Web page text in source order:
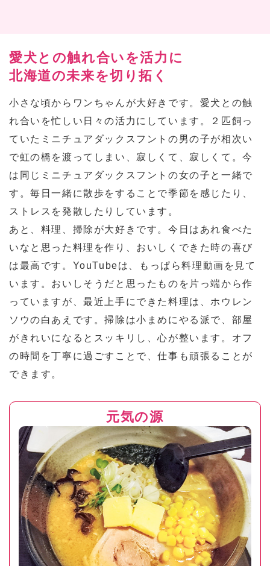
愛犬との触れ合いを活力に
北海道の未来を切り拓く
小さな頃からワンちゃんが大好きです。愛犬との触
れ合いを忙しい日々の活力にしています。２匹飼っ
ていたミニチュアダックスフントの男の子が相次い
で虹の橋を渡ってしまい、寂しくて、寂しくて。今
は同じミニチュアダックスフントの女の子と一緒で
す。毎日一緒に散歩をすることで季節を感じたり、
ストレスを発散したりしています。
あと、料理、掃除が大好きです。今日はあれ食べた
いなと思った料理を作り、おいしくできた時の喜び
は最高です。YouTubeは、もっぱら料理動画を見て
います。おいしそうだと思ったものを片っ端から作
っていますが、最近上手にできた料理は、ホウレン
ソウの白あえです。掃除は小まめにやる派で、部屋
がきれいになるとスッキリし、心が整います。オフ
の時間を丁寧に過ごすことで、仕事も頑張ることが
できます。
元気の源